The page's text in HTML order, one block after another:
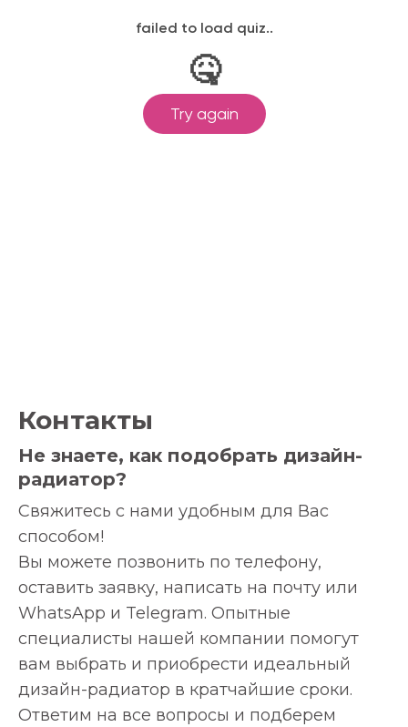
Контакты
Не знаете, как подобрать дизайн-
радиатор?
Свяжитесь с нами удобным для Вас
способом!
Вы можете позвонить по телефону,
оставить заявку, написать на почту или
WhatsApp и Telegram. Опытные
специалисты нашей компании помогут
вам выбрать и приобрести идеальный
дизайн-радиатор в кратчайшие сроки.
Ответим на все вопросы и подберем